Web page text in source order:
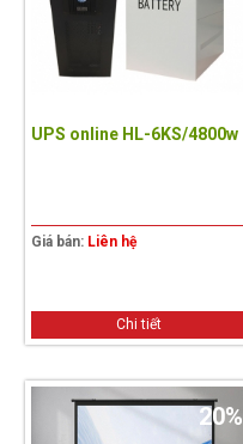
UPS online HL-6KS/4800w
Giá bán: Liên hệ
Chi tiết
20%